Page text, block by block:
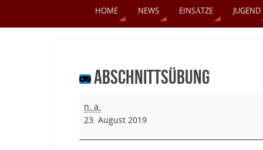
HOME NEWS EINSÄTZE JUGEND
Abschnittsübung
n. a.
23. August 2019